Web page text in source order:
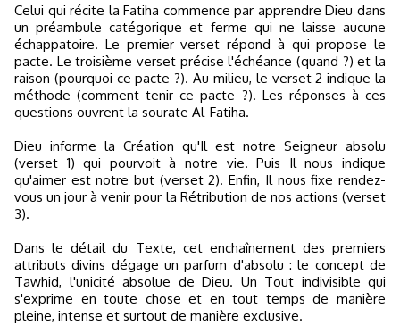
Celui qui récite la Fatiha commence par apprendre Dieu dans
un préambule catégorique et ferme qui ne laisse aucune
échappatoire. Le premier verset répond à qui propose le
pacte. Le troisième verset précise l'échéance (quand ?) et la
raison (pourquoi ce pacte ?). Au milieu, le verset 2 indique la
méthode (comment tenir ce pacte ?). Les réponses à ces
questions ouvrent la sourate Al-Fatiha.
Dieu informe la Création qu'Il est notre Seigneur absolu
(verset 1) qui pourvoit à notre vie. Puis Il nous indique
qu'aimer est notre but (verset 2). Enfin, Il nous fixe rendez-
vous un jour à venir pour la Rétribution de nos actions (verset
3).
Dans le détail du Texte, cet enchaînement des premiers
attributs divins dégage un parfum d'absolu : le concept de
Tawhid, l'unicité absolue de Dieu. Un Tout indivisible qui
s'exprime en toute chose et en tout temps de manière
pleine, intense et surtout de manière exclusive.